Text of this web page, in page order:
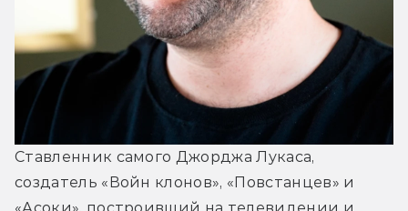
Ставленник самого Джорджа Лукаса,
создатель «Войн клонов», «Повстанцев» и
«Асоки», построивший на телевидении и